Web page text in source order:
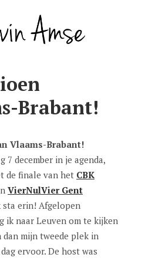
Brabant!
Vlaams-Brabant!
7 december in je agenda,
de finale van het CBK
VierNulVier Gent
erin! Afgelopen
ik naar Leuven om te kijken
mijn tweede plek in
ervoor. De host was